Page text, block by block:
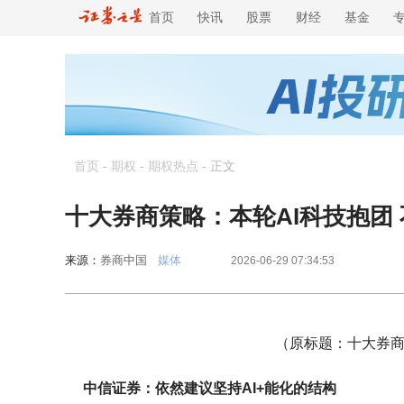
首页 快讯 股票 财经 基金
首页 - 期权 - 期权热点 - 正文
十大券商策略：本轮AI科技抱
来源： 券商中国 媒体 2026-06-29 07:34:53
（原标题：十大券
中信证券：依然建议坚持AI+能化的结构